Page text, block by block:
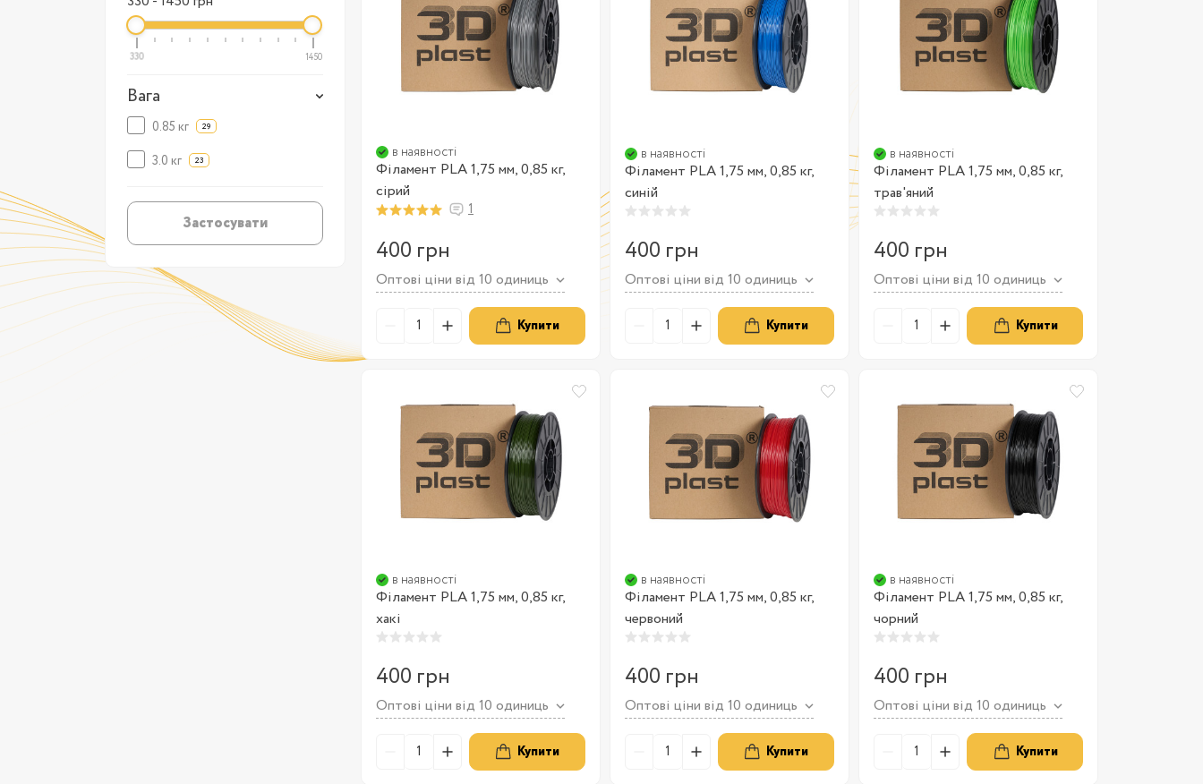
330 1450
Вага
0.85 кг 29
3.0 кг 23
Застосувати
в наявності
Філамент PLA 1,75 мм, 0,85 кг,
сірий
1
400 грн
Оптові ціни від 10 одиниць
Купити
в наявності
Філамент PLA 1,75 мм, 0,85 кг,
синій
400 грн
Оптові ціни від 10 одиниць
Купити
в наявності
Філамент PLA 1,75 мм, 0,85 кг,
трав'яний
400 грн
Оптові ціни від 10 одиниць
Купити
в наявності
Філамент PLA 1,75 мм, 0,85 кг,
хакі
400 грн
Оптові ціни від 10 одиниць
Купити
в наявності
Філамент PLA 1,75 мм, 0,85 кг,
червоний
400 грн
Оптові ціни від 10 одиниць
Купити
в наявності
Філамент PLA 1,75 мм, 0,85 кг,
чорний
400 грн
Оптові ціни від 10 одиниць
Купити